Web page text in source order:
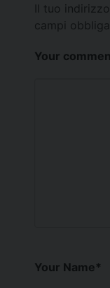
Il tuo
campi
Your
Your Name*